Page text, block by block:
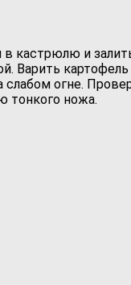
кастрюлю и
Варить
слабом огне.
ножа.